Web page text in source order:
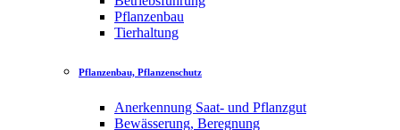
Pflanzenbau
Tierhaltung
Pflanzenbau, Pflanzenschutz
Anerkennung Saat- und Pflanzgut
Bewässerung, Beregnung